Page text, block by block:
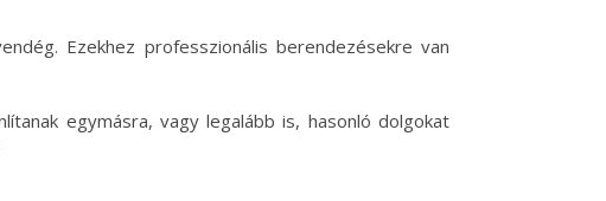
Ezekhez professzionális berendezésekre van
egymásra, vagy legalább is, hasonló dolgokat